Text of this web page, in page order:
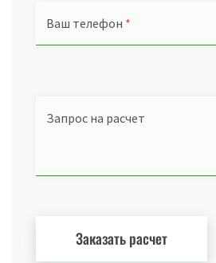
Ваш телефон *
Запрос на расчет